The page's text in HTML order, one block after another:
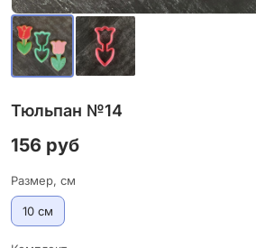
Тюльпан №14
156 руб
Размер, см
10 см